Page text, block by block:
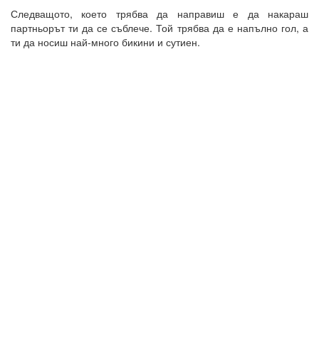
Следващото, което трябва да направиш е да накараш
партньорът ти да се съблече. Той трябва да е напълно гол, а
ти да носиш най-много бикини и сутиен.